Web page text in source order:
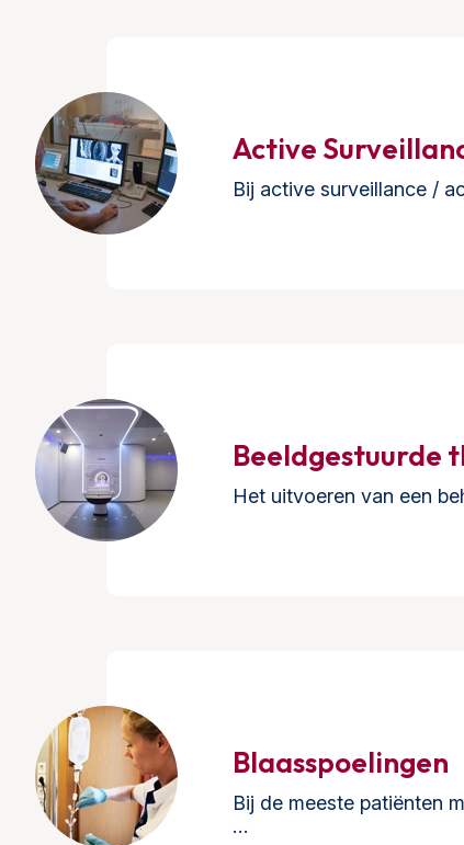
Active
Bij active surveillance /
Beeldgestuurde
Het uitvoeren van een
Blaasspoelingen
Bij de meeste patiënten
…